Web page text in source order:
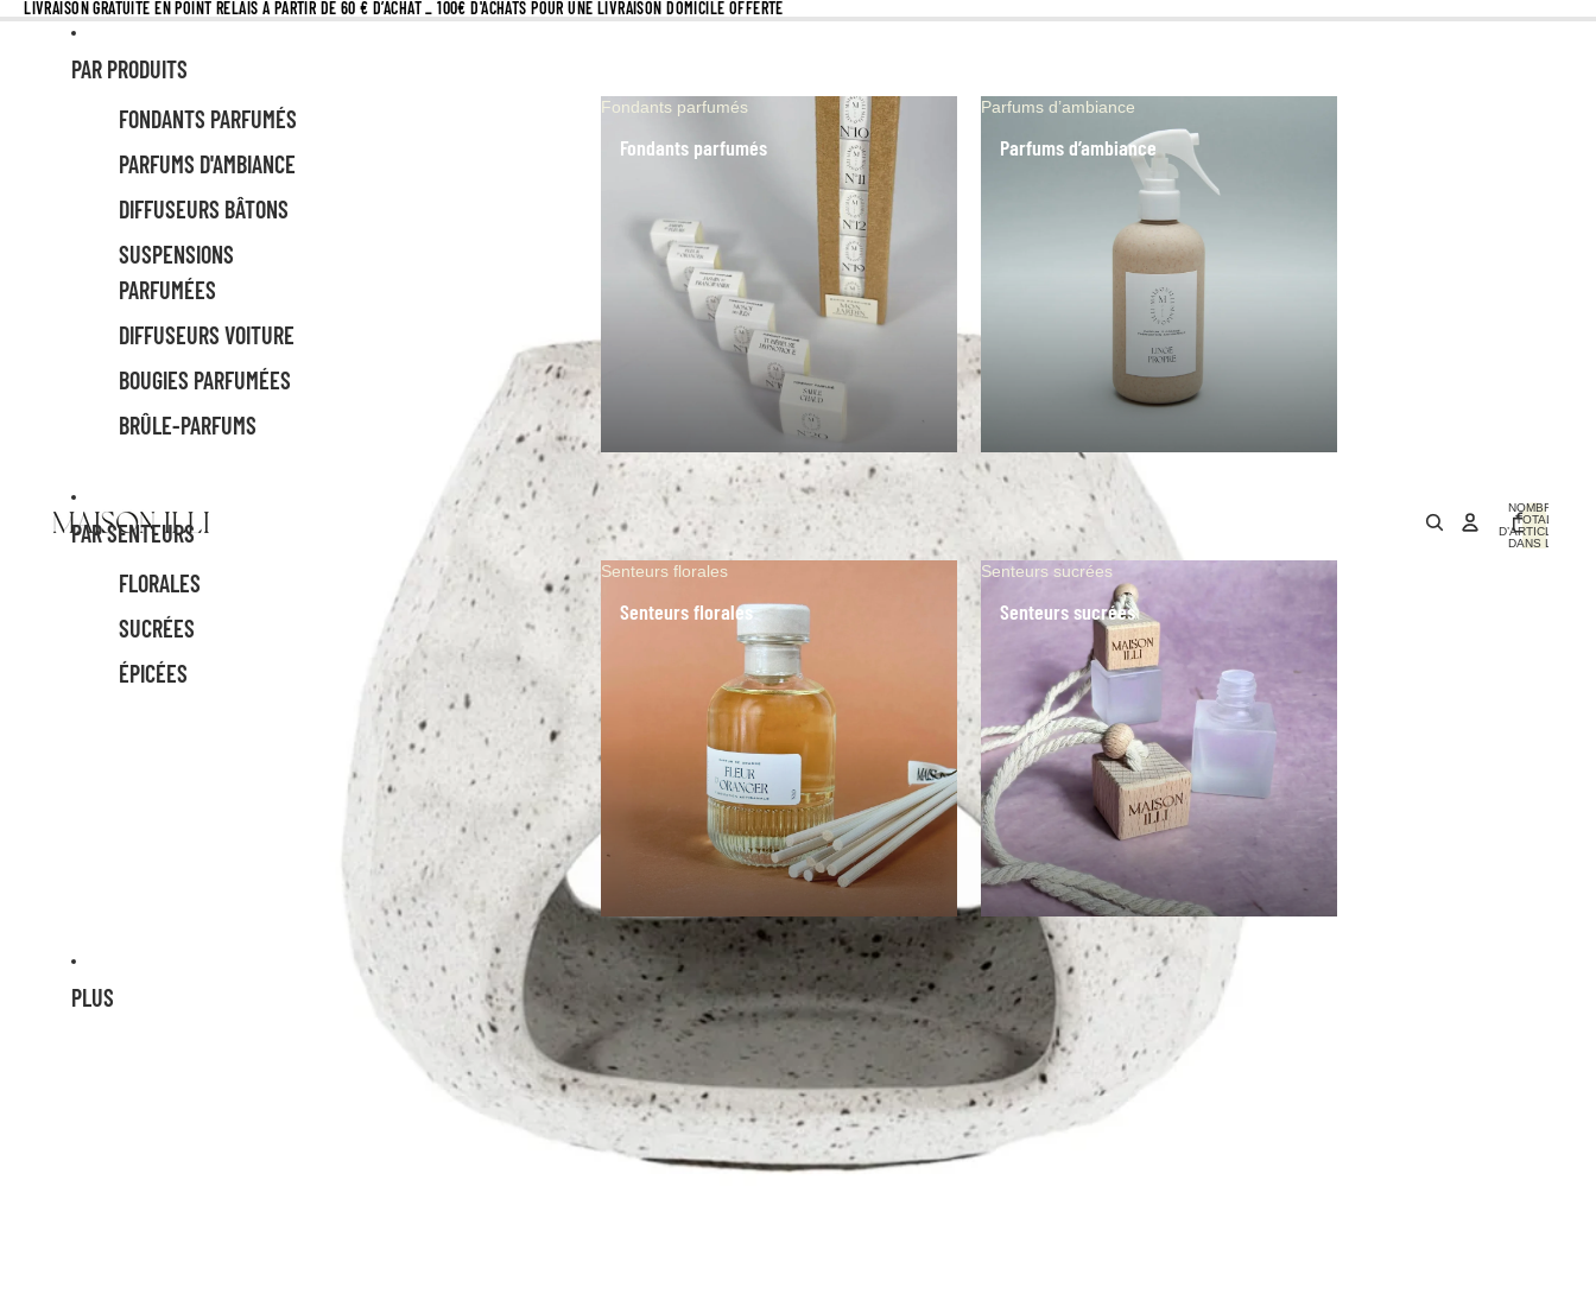
LIVRAISON GRATUITE EN POINT RELAIS À PARTIR DE 60 € D’ACHAT _ 100€ D'ACHATS POUR UNE LIVRAISON DOMICILE OFFERTE
PAR PRODUITS
FONDANTS PARFUMÉS
PARFUMS D'AMBIANCE
DIFFUSEURS BÂTONS
SUSPENSIONS
PARFUMÉES
DIFFUSEURS VOITURE
BOUGIES PARFUMÉES
BRÛLE-PARFUMS
Fondants parfumés
Fondants parfumés
Parfums d’ambiance
Parfums d’ambiance
PAR SENTEURS
FLORALES
SUCRÉES
ÉPICÉES
Senteurs florales
Senteurs florales
Senteurs sucrées
Senteurs sucrées
PLUS
NOMBRE
TOTAL
D’ARTICLES
DANS LE